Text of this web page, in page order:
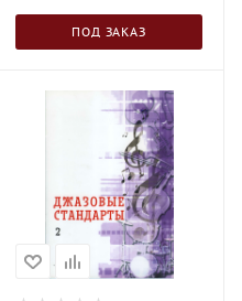
ПОД ЗАКАЗ